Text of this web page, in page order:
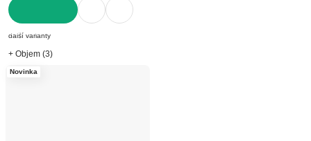
DO KOŠÍKU
další varianty
+ Objem (3)
Novinka